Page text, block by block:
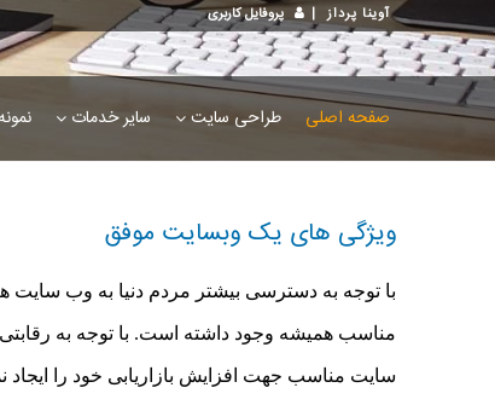
آوینا پرداز | پروفایل کاربری
سایر خدمات طراحی سایت صفحه اصلی
ویژگی های یک وبسایت موفق
با توجه به دسترسی بیشتر مردم دنیا به وب
مناسب همیشه وجود داشته است. با توجه به
سایت مناسب جهت افزایش بازاریابی خود را